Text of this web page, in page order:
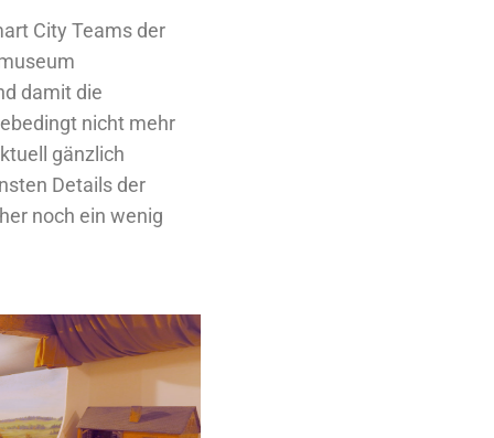
City Teams der
damit die
nicht mehr
gänzlich
Details der
noch ein wenig